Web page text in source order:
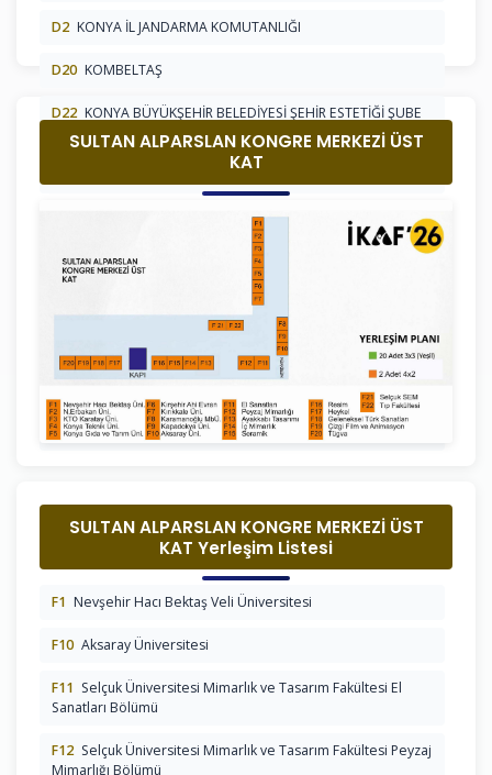
D2 KONYA İL JANDARMA KOMUTANLIĞI
D20 KOMBELTAŞ
D22 KONYA BÜYÜKŞEHİR BELEDİYESİ ŞEHİR ESTETİĞİ ŞUBE
MÜDÜRLÜĞÜ
D5 KONYA SOSYAL GÜVENLİK İL MÜDÜRLÜĞÜ
MADEN TETKİK VE ARAMA GENEL MÜDÜRLÜĞÜ
TÜRK STANDARDLARI ENSTİTÜSÜ
D9 SELÇUKLU BELEDİYESİ
SULTAN ALPARSLAN KONGRE MERKEZİ ÜST
KAT
SULTAN ALPARSLAN KONGRE MERKEZİ ÜST
KAT Yerleşim Listesi
F1 Nevşehir Hacı Bektaş Veli Üniversitesi
F10 Aksaray Üniversitesi
F11 Selçuk Üniversitesi Mimarlık ve Tasarım Fakültesi El
Sanatları Bölümü
F12 Selçuk Üniversitesi Mimarlık ve Tasarım Fakültesi Peyzaj
Mimarlığı Bölümü